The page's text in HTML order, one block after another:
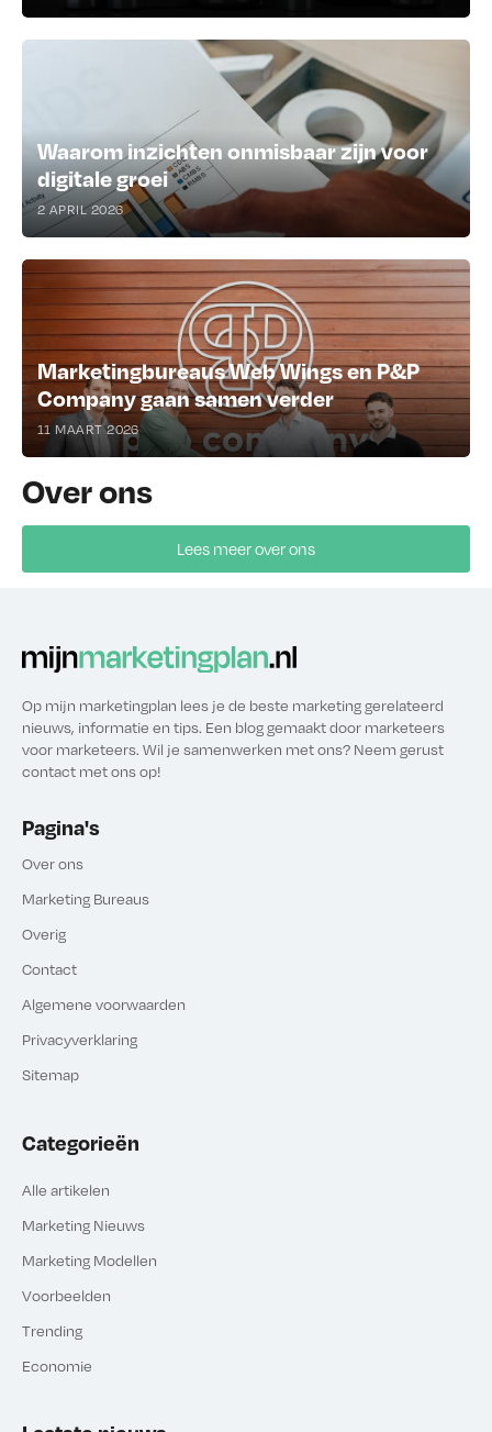
Waarom inzichten onmisbaar zijn voor
digitale groei
2 APRIL 2026
Marketingbureaus Web Wings en P&P
Company gaan samen verder
11 MAART 2026
Over ons
Lees meer over ons
Op mijn marketingplan lees je de beste marketing gerelateerd
nieuws, informatie en tips. Een blog gemaakt door marketeers
voor marketeers. Wil je samenwerken met ons? Neem gerust
contact met ons op!
Pagina's
Over ons
Marketing Bureaus
Overig
Contact
Algemene voorwaarden
Privacyverklaring
Sitemap
Categorieën
Alle artikelen
Marketing Nieuws
Marketing Modellen
Voorbeelden
Trending
Economie